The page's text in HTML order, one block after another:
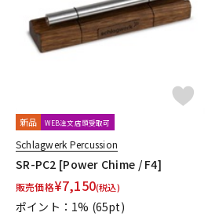
新品 WEB注文店頭受取可
Schlagwerk Percussion
SR-PC2 [Power Chime / F4]
販売価格¥7,150(税込)
ポイント：1% (65pt)